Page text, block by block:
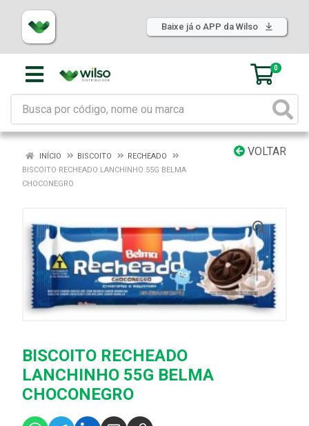
Baixe já o APP da Wilso
0
VOLTAR
INÍCIO BISCOITO
RECHEADO
BISCOITO RECHEADO LANCHINHO 55G BELMA
CHOCONEGRO
BISCOITO RECHEADO
LANCHINHO 55G BELMA
CHOCONEGRO